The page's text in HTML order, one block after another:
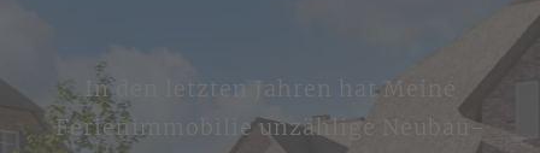
In den letzten Jahren hat Meine
Ferienimmobilie unzählige Neubau-